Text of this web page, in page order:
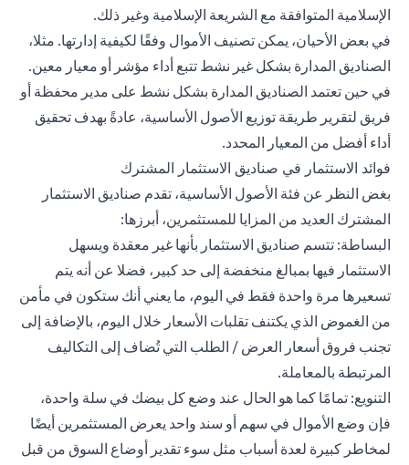
الإسلامية المتوافقة مع الشريعة الإسلامية وغير ذلك.
في بعض الأحيان، يمكن تصنيف الأموال وفقًا لكيفية إدارتها. مثلا،
الصناديق المدارة بشكل غير نشط تتبع أداء مؤشر أو معيار معين.
في حين تعتمد الصناديق المدارة بشكل نشط على مدير محفظة أو
فريق لتقرير طريقة توزيع الأصول الأساسية، عادةً بهدف تحقيق
أداء أفضل من المعيار المحدد.
فوائد الاستثمار في صناديق الاستثمار المشترك
بغض النظر عن فئة الأصول الأساسية، تقدم صناديق الاستثمار
المشترك العديد من المزايا للمستثمرين، أبرزها:
البساطة: تتسم صناديق الاستثمار بأنها غير معقدة ويسهل
الاستثمار فيها بمبالغ منخفضة إلى حد كبير، فضلا عن أنه يتم
تسعيرها مرة واحدة فقط في اليوم، ما يعني أنك ستكون في مأمن
من الغموض الذي يكتنف تقلبات الأسعار خلال اليوم، بالإضافة إلى
تجنب فروق أسعار العرض / الطلب التي تُضاف إلى التكاليف
المرتبطة بالمعاملة.
التنويع: تمامًا كما هو الحال عند وضع كل بيضك في سلة واحدة،
فإن وضع الأموال في سهم أو سند واحد يعرض المستثمرين أيضًا
لمخاطر كبيرة لعدة أسباب مثل سوء تقدير أوضاع السوق من قبل